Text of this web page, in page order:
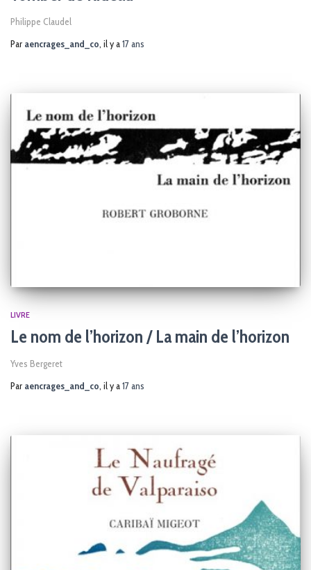
Philippe Claudel
Par aencrages_and_co, il y a17 ans
LIVRE
Le nom de l’horizon / La main de l’horizon
Yves Bergeret
Par aencrages_and_co , il y a17 ans